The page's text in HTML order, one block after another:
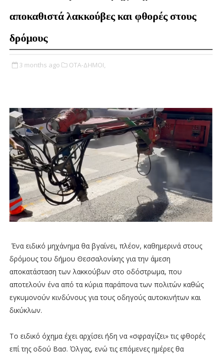
αποκαθιστά λακκούβες και φθορές στους
δρόμους
3 months ago ΟΤΑ-ΔΗΜΟΙ,
Ένα ειδικό μηχάνημα θα βγαίνει, πλέον, καθημερινά στους
δρόμους του δήμου Θεσσαλονίκης για την άμεση
αποκατάσταση των λακκούβων στο οδόστρωμα, που
αποτελούν ένα από τα κύρια παράπονα των πολιτών καθώς
εγκυμονούν κινδύνους για τους οδηγούς αυτοκινήτων και
δικύκλων.
Το ειδικό όχημα έχει αρχίσει ήδη να «σφραγίζει» τις φθορές
επί της οδού Βασ. Όλγας, ενώ τις επόμενες ημέρες θα